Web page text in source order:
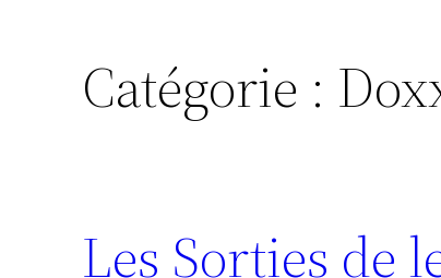
Catégorie :
Les Sorties de